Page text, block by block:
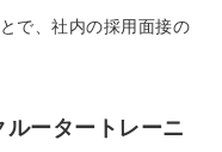
で、社内の採用面接の
ルータートレーニ